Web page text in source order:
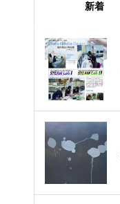
新着